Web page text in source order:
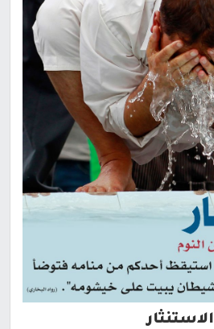
الاستنثار